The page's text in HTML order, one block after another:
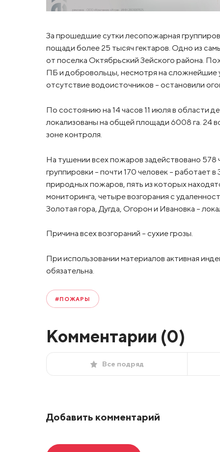
За прошедшие сутки лесопожарная
пощади более 25 тысяч гектаров. Одно из
от поселка Октябрьский Зейского района.
ПБ и добровольцы, несмотря на сложнейшие
отсутствие водоисточников – остановили
По состоянию на 14 часов 11 июля в области
локализованы на общей площади 6008 га. 24
зоне контроля.
На тушении всех пожаров задействовано 578
группировки – почти 170 человек – работает
природных пожаров, пять из которых
мониторинга, четыре возгорания с
Золотая гора, Дугда, Огорон и Ивановка –
Причина всех возгораний – сухие грозы.
При использовании материалов активная
обязательна.
#ПОЖАРЫ
Комментарии (0)
Все подряд
Добавить комментарий